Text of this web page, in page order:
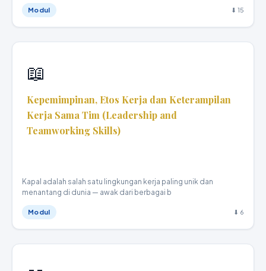
Modul ⬇ 15
📖
Kepemimpinan, Etos Kerja dan Keterampilan
Kerja Sama Tim (Leadership and
Teamworking Skills)
Kapal adalah salah satu lingkungan kerja paling unik dan
menantang di dunia — awak dari berbagai b
Modul ⬇ 6